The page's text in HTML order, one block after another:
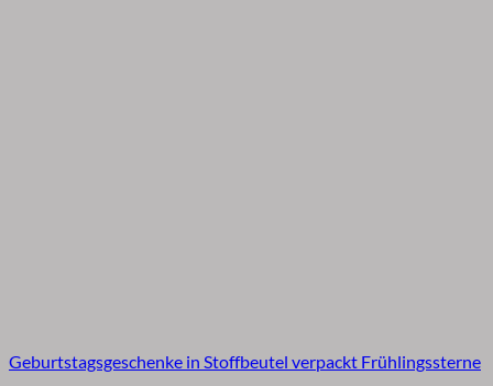
Geburtstagsgeschenke in Stoffbeutel verpackt Frühlingssterne